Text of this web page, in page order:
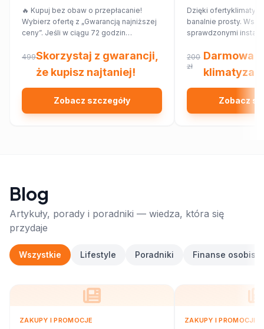
🔥 Kupuj bez obaw o przepłacanie!
Wybierz ofertę z „Gwarancją najniższej
ceny”. Jeśli w ciągu 72 godzin
innym sklepie, Allegro zwróci Ci 150%
różnicy w cenie w formie kuponu.
Sprawdź!
499Skorzystaj z gwarancji,
że kupisz najtaniej!
Zobacz szczegóły
Dzięki
banalnie prosty.
sprawdzonymi
Ciebie wycenę
Twojego domu lub
200
zł
Darmowa
Zobacz
Blog
Artykuły, porady i poradniki — wiedza, która się
przydaje
Wszystkie Lifestyle Poradniki Finanse osobiste
ZAKUPY I PROMOCJE ZAKUPY I PROMOCJE